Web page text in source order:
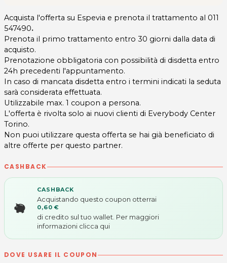
Acquista l'offerta su Espevia e prenota il trattamento al 011
547490.
Prenota il primo trattamento entro 30 giorni dalla data di
acquisto.
Prenotazione obbligatoria con possibilità di disdetta entro
24h precedenti l'appuntamento.
In caso di mancata disdetta entro i termini indicati la seduta
sarà considerata effettuata.
Utilizzabile max. 1 coupon a persona.
L'offerta è rivolta solo ai nuovi clienti di Everybody Center
Torino.
Non puoi utilizzare questa offerta se hai già beneficiato di
altre offerte per questo partner.
CASHBACK
CASHBACK
Acquistando questo coupon otterrai
0,60 €
di credito sul tuo wallet. Per maggiori
informazioni clicca qui
DOVE USARE IL COUPON